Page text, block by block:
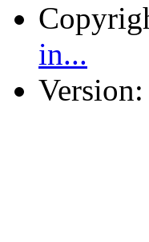
in...